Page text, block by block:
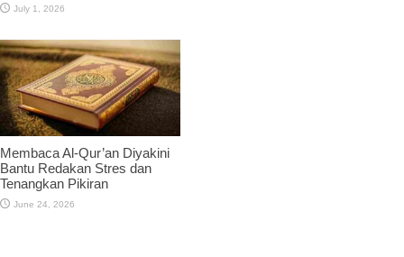
July 1, 2026
Membaca Al-Qur’an Diyakini
Bantu Redakan Stres dan
Tenangkan Pikiran
June 24, 2026